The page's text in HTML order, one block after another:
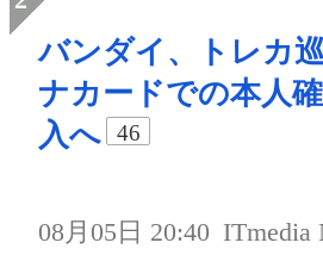
バンダイ、トレカ
ナカードでの本人
入へ
46
08月05日 20:40 ITmedia